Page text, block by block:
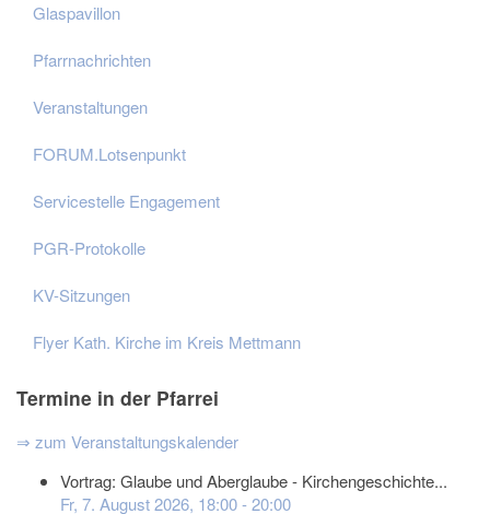
Glaspavillon
Pfarrnachrichten
Veranstaltungen
FORUM.Lotsenpunkt
Servicestelle Engagement
PGR-Protokolle
KV-Sitzungen
Flyer Kath. Kirche im Kreis Mettmann
Termine in der Pfarrei
⇒ zum Veranstaltungskalender
Vortrag: Glaube und Aberglaube - Kirchengeschichte...
Fr, 7. August 2026, 18:00-20:00